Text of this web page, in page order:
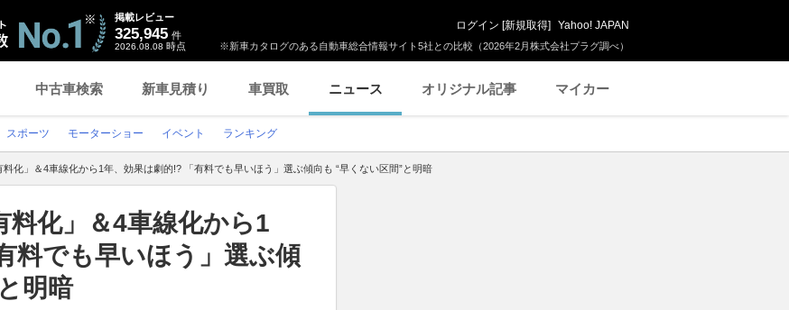
※新車カタログのある自動車総合情報サイト5社との比較（2026年2月株式会社プラグ調べ）
掲載レビュー
325,945 件
2026.08.08 時点
ログイン [新規取得] Yahoo! JAPAN
中古車検索 新車見積り 車買取 ニュース オリジナル記事 マイカー
スポーツ モーターショー イベント ランキング
化」＆4車線化から1年、効果は劇的!? 「有料でも早いほう」選ぶ傾向も “早くない区間”と明暗
料化」＆4車線化から1
料でも早いほう」選ぶ傾
明暗